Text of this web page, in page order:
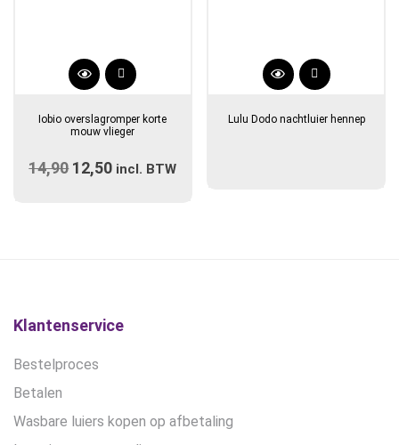
Dit
heeft
variaties.
de
Iobio overslagromper korte
mouw vlieger
14,90 Oorspronkelijke
12,50 Huidige
incl. BTW
Lulu Dodo nachtluier hennep
Klantenservice
Bestelproces
Betalen
Wasbare luiers kopen op afbetaling